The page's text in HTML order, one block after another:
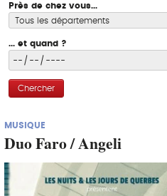
Près de chez vous...
... et quand ?
Chercher
MUSIQUE
Duo Faro / Angeli